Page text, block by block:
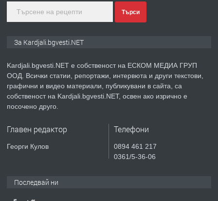
на язовир Студен кладенец 331м2 |
преди 1 година
ПРЕДЛАГА
Курс
Търси
За Kardjali.bgvesti.NET
Kardjali.bgvesti.NET е собственост на ЕСКОМ МЕДИА ГРУП
ООД. Всички статии, репортажи, интервюта и други текстови,
графични и видео материали, публикувани в сайта, са
собственост на Kardjali.bgvesti.NET, освен ако изрично е
посочено друго.
Главен редактор
Георги Кулов
Телефони
0894 461 217
0361/5-36-06
Последвай ни